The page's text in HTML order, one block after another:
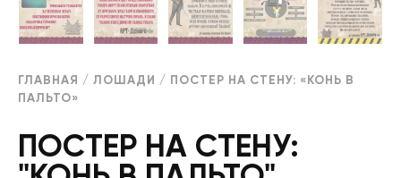
ГЛАВНАЯ / ЛОШАДИ / ПОСТЕР НА СТЕНУ: «КОНЬ В
ПАЛЬТО»
ПОСТЕР НА СТЕНУ: